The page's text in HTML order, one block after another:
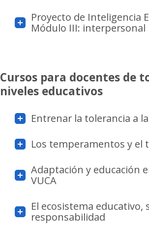
Proyecto de Inteligencia
Módulo III: interpersonal
Cursos para docentes de t
niveles educativos
Entrenar la tolerancia a
Los temperamentos y el
Adaptación y educación
VUCA
El ecosistema educativo,
responsabilidad